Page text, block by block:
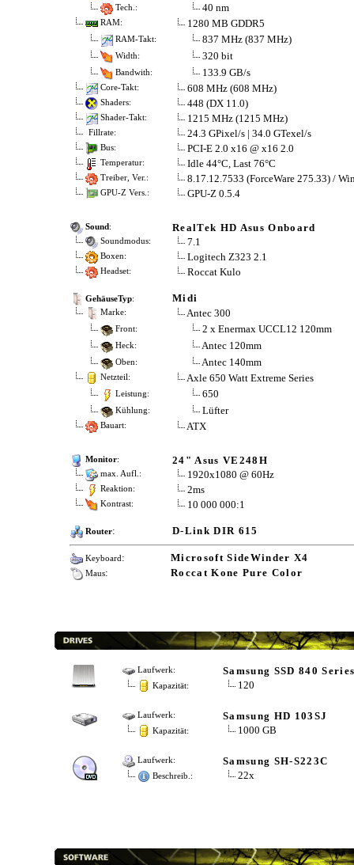
Tech.: 40 nm
RAM: 1280 MB GDDR5
RAM-Takt: 837 MHz (837 MHz)
Width: 320 bit
Bandwith: 133.9 GB/s
Core-Takt: 608 MHz (608 MHz)
Shaders: 448 (DX 11.0)
Shader-Takt: 1215 MHz (1215 MHz)
Fillrate: 24.3 GPixel/s | 34.0 GTexel/s
Bus: PCI-E 2.0 x16 @ x16 2.0
Temperatur: Idle 44°C, Last 76°C
Treiber, Ver.: 8.17.12.7533 (ForceWare 275.33) /
GPU-Z Vers.: GPU-Z 0.5.4
Sound: RealTek HD Asus Onboard
Soundmodus: 7.1
Boxen: Logitech Z323 2.1
Headset: Roccat Kulo
GehäuseTyp: Midi
Marke: Antec 300
Front: 2 x Enermax UCCL12 120mm
Heck: Antec 120mm
Oben: Antec 140mm
Netzteil: Axle 650 Watt Extreme Series
Leistung: 650
Kühlung: Lüfter
Bauart: ATX
Monitor: 24" Asus VE248H
max. Aufl.: 1920x1080 @ 60Hz
Reaktion: 2ms
Kontrast: 10 000 000:1
Router: D-Link DIR 615
Keyboard: Microsoft SideWinder X4
Maus: Roccat Kone Pure Color
Laufwerk: Samsung SSD 840
Kapazität: 120
Laufwerk: Samsung HD 103SJ
Kapazität: 1000 GB
Laufwerk: Samsung SH-S223C
Beschreib.: 22x